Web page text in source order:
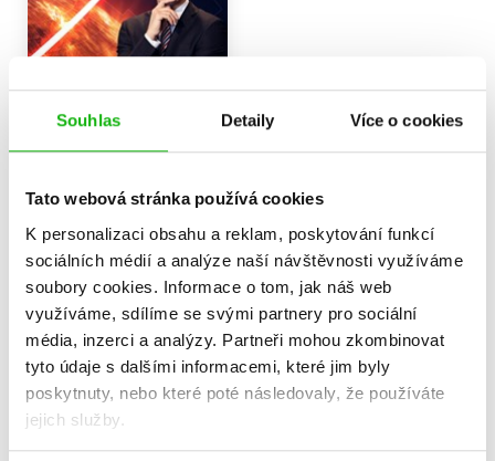
Souhlas Detaily Více o cookies
Tato webová stránka používá cookies
K personalizaci obsahu a reklam, poskytování funkcí
sociálních médií a analýze naší návštěvnosti využíváme
soubory cookies. Informace o tom, jak náš web
využíváme, sdílíme se svými partnery pro sociální
média, inzerci a analýzy. Partneři mohou zkombinovat
tyto údaje s dalšími informacemi, které jim byly
poskytnuty, nebo které poté následovaly, že používáte
jejich služby.
Hyde Park Civilizace
Gabriela Cihlářová
199 Kč249 Kč
Do košíku
Zobraz záznamů
Zobrazuji 1 až 3 z celkem 3 záznamů